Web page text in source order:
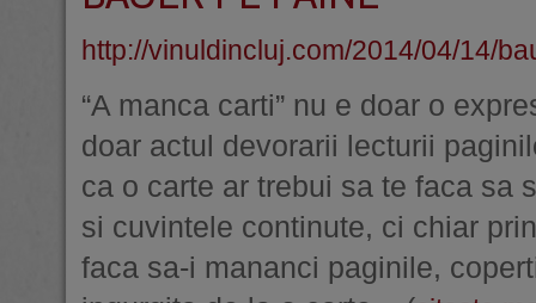
http://vinuldincluj.com/2014/04/14/
“A manca carti” nu e doar o
doar actul devorarii lecturii
ca o carte ar trebui sa te faca sa
si cuvintele continute, ci chiar
faca sa-i mananci paginile,